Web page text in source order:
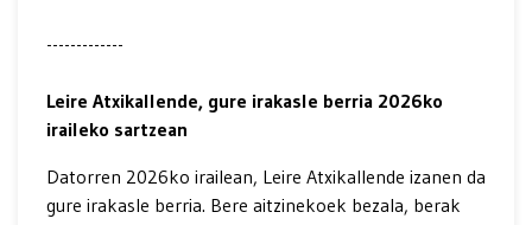
-------------
Leire Atxikallende, gure irakasle berria 2026ko
iraileko sartzean
Datorren 2026ko irailean, Leire Atxikallende izanen da
gure irakasle berria. Bere aitzinekoek bezala, berak